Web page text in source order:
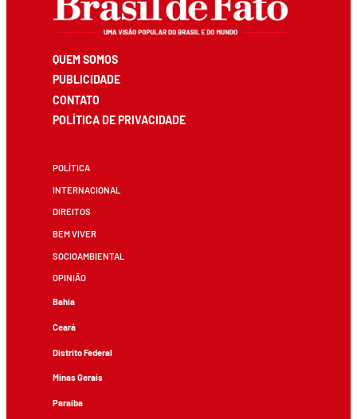
QUEM SOMOS
PUBLICIDADE
CONTATO
POLÍTICA DE PRIVACIDADE
POLÍTICA
INTERNACIONAL
DIREITOS
BEM VIVER
SOCIOAMBIENTAL
OPINIÃO
Bahia
Ceará
Distrito Federal
Minas Gerais
Paraíba